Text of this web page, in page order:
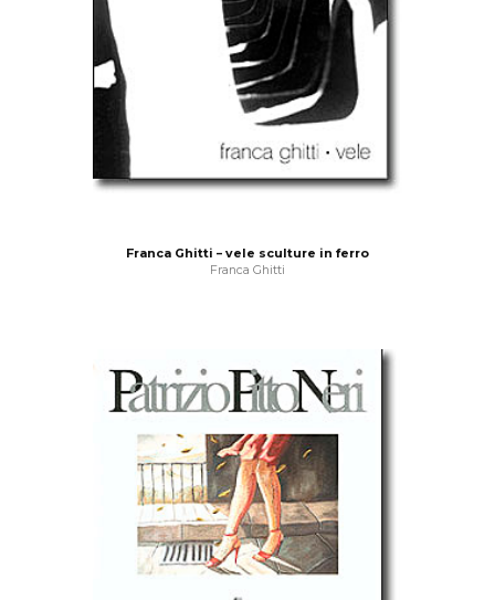
Franca Ghitti – vele sculture in ferro
Franca Ghitti